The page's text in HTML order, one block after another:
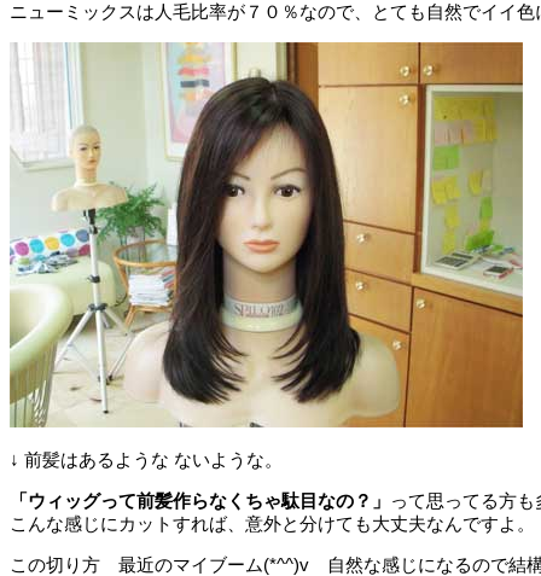
ニューミックスは人毛比率が７０％なので、とても自然でイイ
↓ 前髪はあるような ないような。
「ウィッグって前髪作らなくちゃ駄目なの？」 って思ってる方
こんな感じにカットすれば、意外と分けても大丈夫なんですよ。
この切り方 最近のマイブーム(*^^)v 自然な感じになるので結